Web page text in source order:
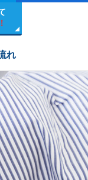
れ